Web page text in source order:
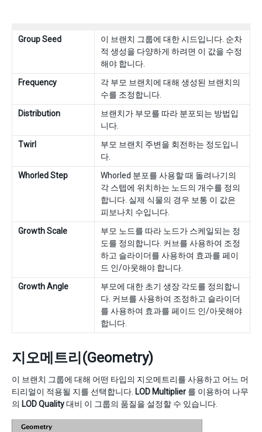
Group Seed
이 브랜치 그룹에 대한 시드입니다. 순차
적 생성을 다양하게 하려면 이 값을 수정
해야 합니다.
Frequency
각 부모 브랜치에 대해 생성된 브랜치의
수를 조정합니다.
Distribution
브랜치가 부모를 따라 분포되는 방법입
니다.
Twirl
부모 브랜치 주변을 회전하는 정도입니
다.
Whorled Step
Whorled 분포를 사용할 때 돌려나기의
각 스텝에 위치하는 노드의 개수를 정의
합니다. 실제 식물의 경우 보통 이 값은
피보나치 수입니다.
Growth Scale
부모 노드를 따라 노드가 스케일되는 정
도를 정의합니다. 커브를 사용하여 조정
하고 슬라이더를 사용하여 효과를 페이
드 인/아웃해야 합니다.
Growth Angle
부모에 대한 초기 생장 각도를 정의합니
다. 커브를 사용하여 조정하고 슬라이더
를 사용하여 효과를 페이드 인/아웃해야
합니다.
지오메트리(Geometry)
이 브랜치 그룹에 대해 어떤 타입의 지오메트리를 사용하고 어느 머
티리얼이 적용될 지를 선택합니다. LOD Multiplier 를 이용하여 나무
의 LOD Quality대비 이 그룹의 품질을 설정할 수 있습니다.